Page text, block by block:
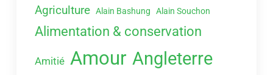
Agriculture Alain Bashung Alain Souchon
Alimentation & conservation
Amitié Amour Angleterre